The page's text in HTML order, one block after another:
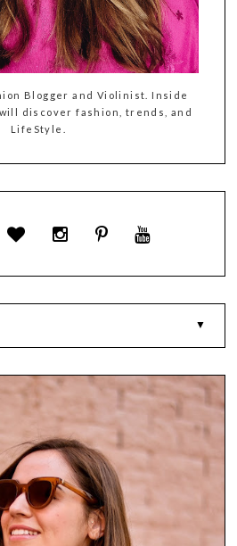
Blogger and Violinist. Inside
discover fashion, trends, and
LifeStyle.